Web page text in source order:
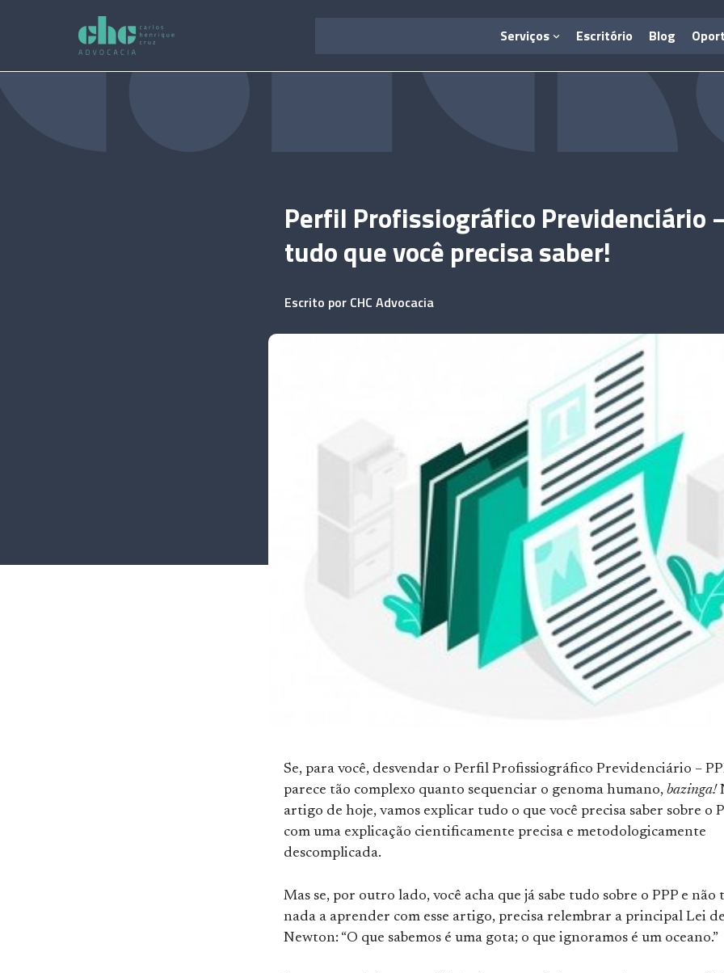
Serviços Escritório Blog
Perfil Profissiográfico Previdenciário
tudo que você precisa saber!
Escrito por CHC Advocacia
Se, para você, desvendar o Perfil Profissiográfico Previdenciário –
parece tão complexo quanto sequenciar o genoma humano, bazinga!
artigo de hoje, vamos explicar tudo o que você precisa saber sobre o
com uma explicação cientificamente precisa e metodologicamente
descomplicada.
Mas se, por outro lado, você acha que já sabe tudo sobre o PPP e não
nada a aprender com esse artigo, precisa relembrar a principal Lei de
Newton: “O que sabemos é uma gota; o que ignoramos é um oceano.”